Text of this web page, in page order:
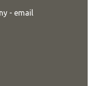
- email